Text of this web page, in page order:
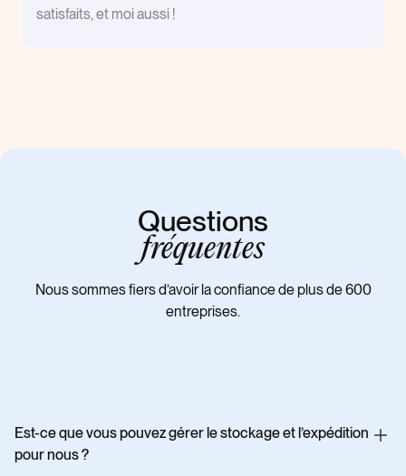
satisfaits, et moi aussi !
Questions
fréquentes
Nous sommes fiers d’avoir la confiance de plus de 600
entreprises.
Est-ce que vous pouvez gérer le stockage et l’expédition
pour nous ?